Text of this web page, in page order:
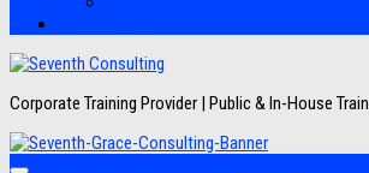
Corporate Training Provider | Public & In-House